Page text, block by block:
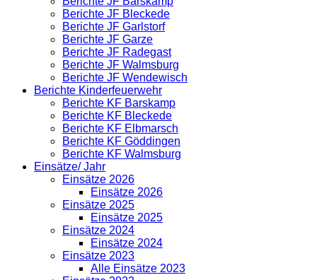
Berichte JF Bleckede
Berichte JF Garlstorf
Berichte JF Garze
Berichte JF Radegast
Berichte JF Walmsburg
Berichte JF Wendewisch
Berichte Kinderfeuerwehr
Berichte KF Barskamp
Berichte KF Bleckede
Berichte KF Elbmarsch
Berichte KF Göddingen
Berichte KF Walmsburg
Einsätze/ Jahr
Einsätze 2026
Einsätze 2026
Einsätze 2025
Einsätze 2025
Einsätze 2024
Einsätze 2024
Einsätze 2023
Alle Einsätze 2023